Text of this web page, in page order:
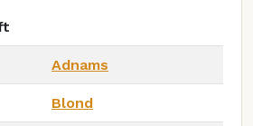
Adnams
Blond